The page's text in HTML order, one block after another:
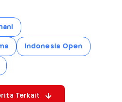
Indonesia Open
Terkait